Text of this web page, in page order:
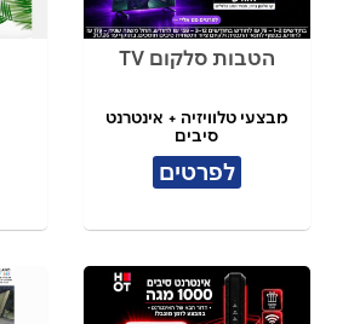
הטבות סלקום TV
מבצעי טלוויזיה + אינטרנט
סיבים
לפרטים